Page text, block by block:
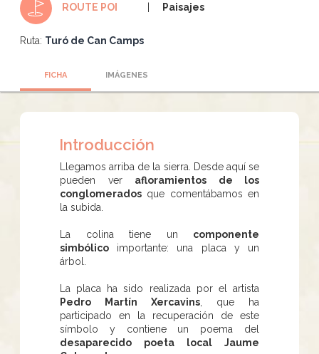
ROUTE POI Paisajes
Ruta: Turó de Can Camps
FICHA IMÁGENES
Introducción
Llegamos arriba de la sierra. Desde aquí se
pueden ver afloramientos de los
conglomerados que comentábamos en
la subida.
La colina tiene un componente
simbólico importante: una placa y un
árbol.
La placa ha sido realizada por el artista
Pedro Martín Xercavins , que ha
participado en la recuperación de este
símbolo y contiene un poema del
desaparecido poeta local Jaume